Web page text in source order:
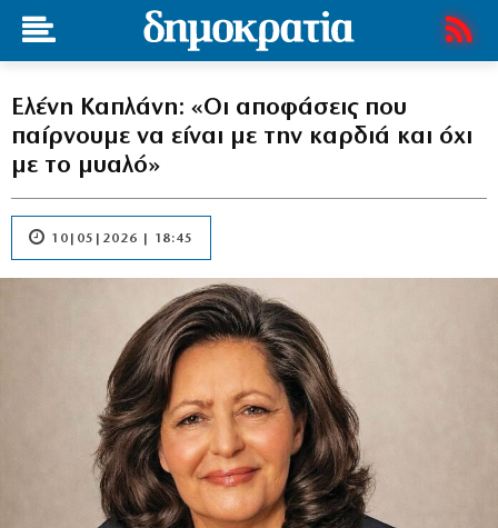
Ελένη Καπλάνη: «Οι αποφάσεις που
παίρνουμε να είναι με την καρδιά και όχι
με το μυαλό»
10|05|2026 | 18:45